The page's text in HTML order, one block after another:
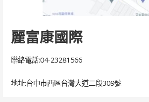
麗富康國際
聯絡電話:04-23281566
地址:台中市西區台灣大道二段309號